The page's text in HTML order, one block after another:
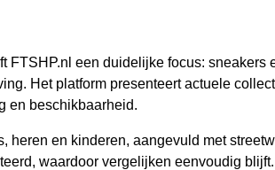
FTSHP.nl een duidelijke focus: sneakers
Het platform presenteert actuele
en beschikbaarheid.
heren en kinderen, aangevuld met
waardoor vergelijken eenvoudig